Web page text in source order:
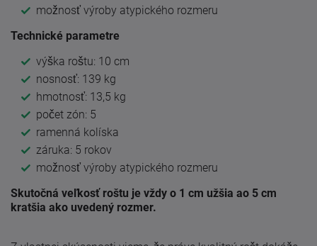
možnosť výroby atypického rozmeru
Technické parametre
výška roštu: 10 cm
nosnosť: 139 kg
hmotnosť: 13,5 kg
počet zón: 5
ramenná kolíska
záruka: 5 rokov
možnosť výroby atypického rozmeru
Skutočná veľkosť roštu je vždy o 1 cm užšia ao 5 cm
kratšia ako uvedený rozmer.